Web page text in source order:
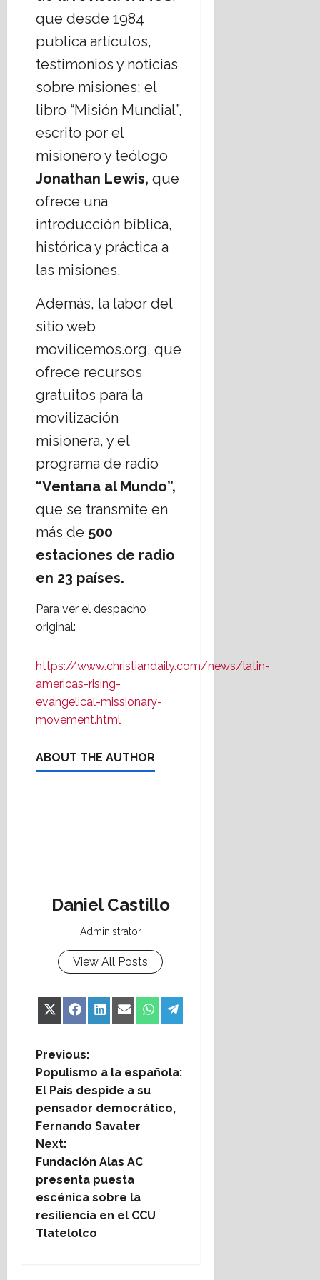
que desde 1984
publica artículos,
testimonios y noticias
sobre misiones; el
libro “Misión Mundial”,
escrito por el
misionero y teólogo
Jonathan Lewis, que
ofrece una
introducción bíblica,
histórica y práctica a
las misiones.
Además, la labor del
sitio web
movilicemos.org, que
ofrece recursos
gratuitos para la
movilización
misionera, y el
programa de radio
“Ventana al Mundo”,
que se transmite en
más de 500
estaciones de radio
en 23 países.
Para ver el despacho
original:
https://www.christiandaily.com/news/latin-
americas-rising-
evangelical-missionary-
movement.html
ABOUT THE AUTHOR
Daniel Castillo
Administrator
View All Posts
Share
X
Share
Facebook
Share
LinkedIn
Share
EmailShare
WhatsApp
Share
Telegram
P
o
s
t
n
a
v
Previous:
Populismo a la española:
El País despide a su
pensador democrático,
Fernando Savater
Next:
Fundación Alas AC
presenta puesta
escénica sobre la
resiliencia en el CCU
Tlatelolco